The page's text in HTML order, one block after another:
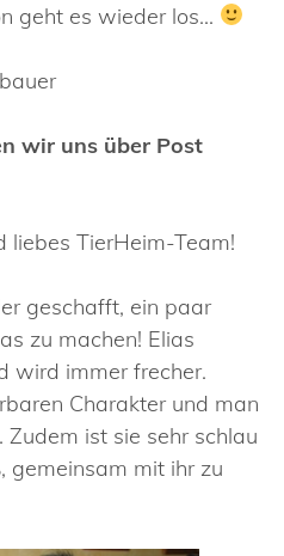
geht es wieder los…
wir uns über Post
liebes TierHeim-Team!
geschafft, ein paar
zu machen! Elias
wird immer frecher.
Charakter und man
ist sie sehr schlau
gemeinsam mit ihr zu